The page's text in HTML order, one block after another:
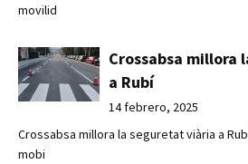
movilid
Crossabsa millora
a Rubí
14 febrero, 2025
Crossabsa millora la seguretat viària a
mobi